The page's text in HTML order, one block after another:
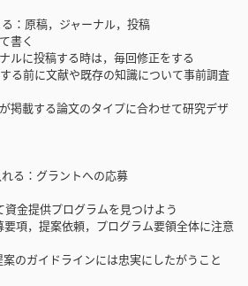
：原稿，ジャーナル，投稿
書く
に投稿する時は，毎回修正をする
る前に文献や既存の知識について事前調査
掲載する論文のタイプに合わせて研究デザ
る：グラントへの応募
金提供プログラムを見つけよう
項，提案依頼，プログラム要領全体に注意
のガイドラインには忠実にしたがうこと